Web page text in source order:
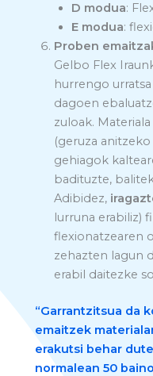
D modua:
E modua:
Proben
Gelbo Flex
hurrengo
dagoen
zuloak.
(geruza
gehiagok
badituzte,
Adibidez,
lurruna erabiliz)
flexionatzearen
zehazten lagun
erabil daitezke
“Garrantzitsua da
emaitzek
erakutsi behar
normalean 50